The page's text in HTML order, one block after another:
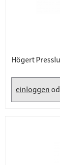
Högert
einloggen